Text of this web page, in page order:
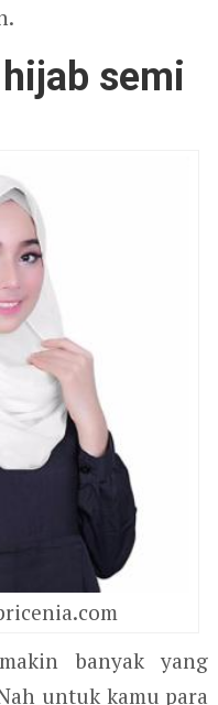
semi
banyak yang
untuk kamu para